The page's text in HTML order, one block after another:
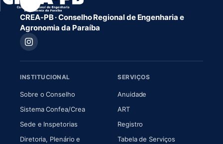
CREA-PB · Conselho Regional de Engenharia e
Agronomia da Paraíba
INSTITUCIONAL
Sobre o Conselho(abre em nova aba)
Sistema Confea/Crea(abre em nova aba)
Sede e Inspetorias
Diretoria, Plenário e
SERVIÇOS
Anuidade
ART(abre em nova aba)
Registro
Tabela de Serviços